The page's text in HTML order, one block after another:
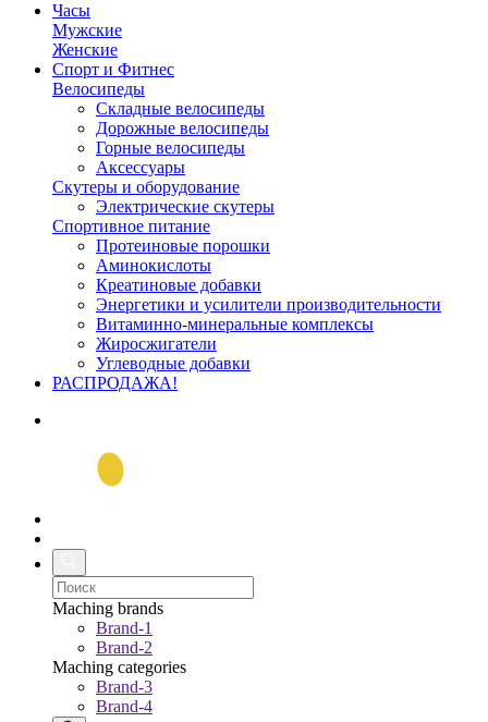
Часы
Мужские
Женские
Спорт и Фитнес
Велосипеды
Складные велосипеды
Дорожные велосипеды
Горные велосипеды
Аксессуары
Скутеры и оборудование
Электрические скутеры
Спортивное питание
Протеиновые порошки
Аминокислоты
Креатиновые добавки
Энергетики и усилители производительности
Витаминно-минеральные комплексы
Жиросжигатели
Углеводные добавки
РАСПРОДАЖА!
Maching brands
Brand-1
Brand-2
Maching categories
Brand-3
Brand-4